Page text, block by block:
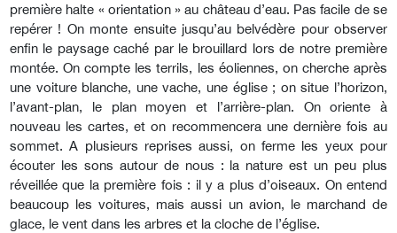
première halte « orientation » au château d’eau. Pas facile de se
repérer ! On monte ensuite jusqu’au belvédère pour observer
enfin le paysage caché par le brouillard lors de notre première
montée. On compte les terrils, les éoliennes, on cherche après
une voiture blanche, une vache, une église ; on situe l’horizon,
l’avant-plan, le plan moyen et l’arrière-plan. On oriente à
nouveau les cartes, et on recommencera une dernière fois au
sommet. A plusieurs reprises aussi, on ferme les yeux pour
écouter les sons autour de nous : la nature est un peu plus
réveillée que la première fois : il y a plus d’oiseaux. On entend
beaucoup les voitures, mais aussi un avion, le marchand de
glace, le vent dans les arbres et la cloche de l’église.